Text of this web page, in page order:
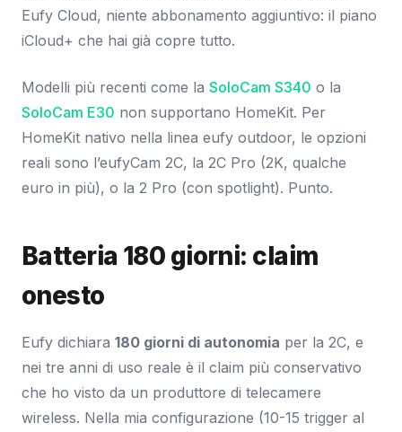
Eufy Cloud, niente abbonamento aggiuntivo: il piano
iCloud+ che hai già copre tutto.
Modelli più recenti come la SoloCam S340 o la
SoloCam E30 non supportano HomeKit. Per
HomeKit nativo nella linea eufy outdoor, le opzioni
reali sono l’eufyCam 2C, la 2C Pro (2K, qualche
euro in più), o la 2 Pro (con spotlight). Punto.
Batteria 180 giorni: claim
onesto
Eufy dichiara 180 giorni di autonomia per la 2C, e
nei tre anni di uso reale è il claim più conservativo
che ho visto da un produttore di telecamere
wireless. Nella mia configurazione (10-15 trigger al